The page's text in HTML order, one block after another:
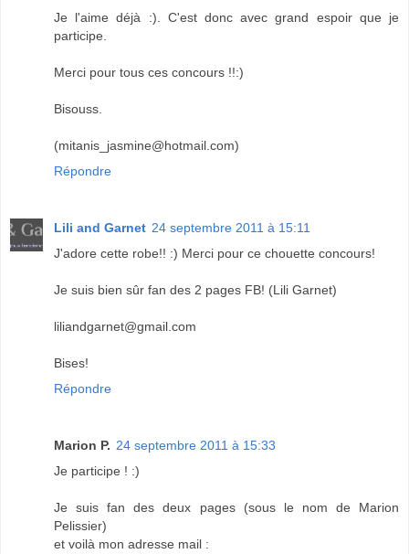
Je l'aime déjà :). C'est donc avec grand espoir que je
participe.
Merci pour tous ces concours !!:)
Bisouss.
(mitanis_jasmine@hotmail.com)
Répondre
Lili and Garnet 24 septembre 2011 à 15:11
J'adore cette robe!! :) Merci pour ce chouette concours!
Je suis bien sûr fan des 2 pages FB! (Lili Garnet)
liliandgarnet@gmail.com
Bises!
Répondre
Marion P. 24 septembre 2011 à 15:33
Je participe ! :)
Je suis fan des deux pages (sous le nom de Marion
Pelissier)
et voilà mon adresse mail :